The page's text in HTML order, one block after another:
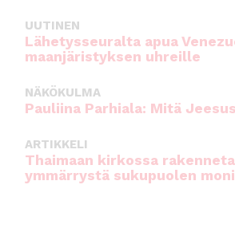
UUTINEN
Lähetysseuralta apua
maanjäristyksen uhreille
NÄKÖKULMA
Pauliina Parhiala: Mitä
ARTIKKELI
Thaimaan kirkossa
ymmärrystä sukupuolen